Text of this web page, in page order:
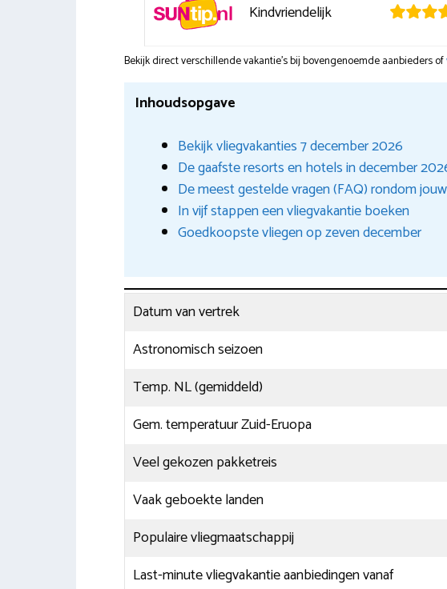
Kindvriendelijk
Bekijk direct verschillende vakantie's bij bovengenoemde aanbieders of
Inhoudsopgave
Bekijk vliegvakanties 7 december 2026
De gaafste resorts en hotels in december
De meest gestelde vragen (FAQ) rondom
In vijf stappen een vliegvakantie boeken
Goedkoopste vliegen op zeven december
Datum van vertrek
Astronomisch seizoen
Temp. NL (gemiddeld)
Gem. temperatuur Zuid-Eruopa
Veel gekozen pakketreis
Vaak geboekte landen
Populaire vliegmaatschappij
Last-minute vliegvakantie aanbiedingen vanaf